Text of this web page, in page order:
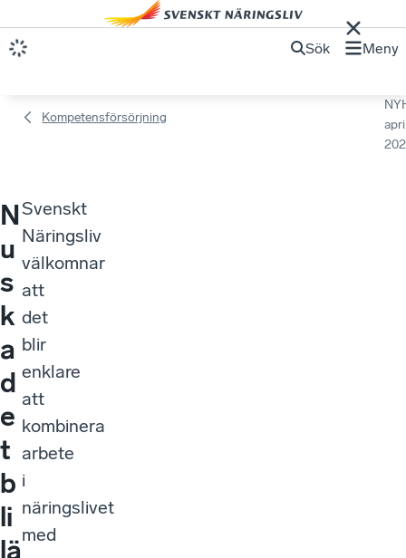
Sök Meny
Kompetensförsörjning
N
u
s
k
a
d
e
t
b
li
lä
Svenskt
Näringsliv
välkomnar
att
det
blir
enklare
att
kombinera
arbete
i
näringslivet
med